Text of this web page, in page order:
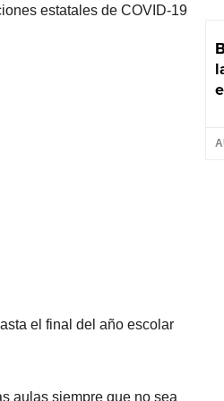
estatales de COVID-19
el final del año escolar
aulas siempre que no sea